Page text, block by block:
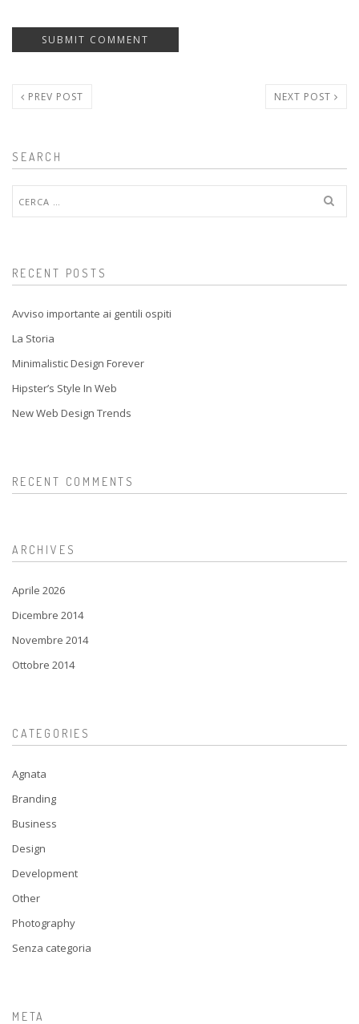
PREV POST NEXT POST
SEARCH
per:
RECENT POSTS
Avviso importante ai gentili ospiti
La Storia
Minimalistic Design Forever
Hipster’s Style In Web
New Web Design Trends
RECENT COMMENTS
ARCHIVES
Aprile 2026
Dicembre 2014
Novembre 2014
Ottobre 2014
CATEGORIES
Agnata
Branding
Business
Design
Development
Other
Photography
Senza categoria
META